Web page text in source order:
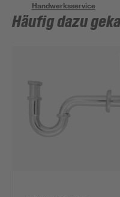
Handwerksservice
Häufig dazu